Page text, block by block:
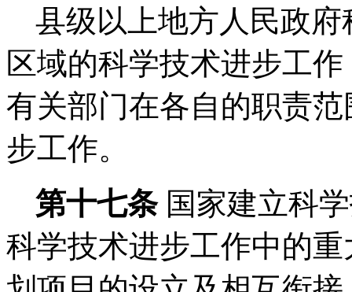
县级以上地方人民政
区域的科学技术进步工
有关部门在各自的职责
步工作。
第十七条 国家建立科
科学技术进步工作中的